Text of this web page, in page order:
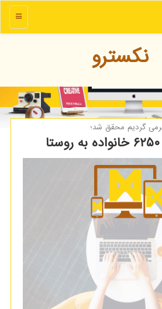
منو
نكسترو
گردیم محقق شد؛